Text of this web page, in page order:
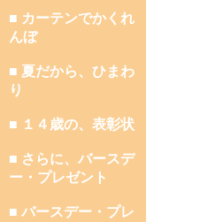
■ カーテンでかくれ
んぼ
■ 夏だから、ひまわ
り
■ １４歳の、表彰状
■ さらに、バースデ
ー・プレゼント
■ バースデー・プレ